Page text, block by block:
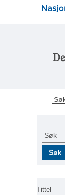
Søk
Søk
Tittel